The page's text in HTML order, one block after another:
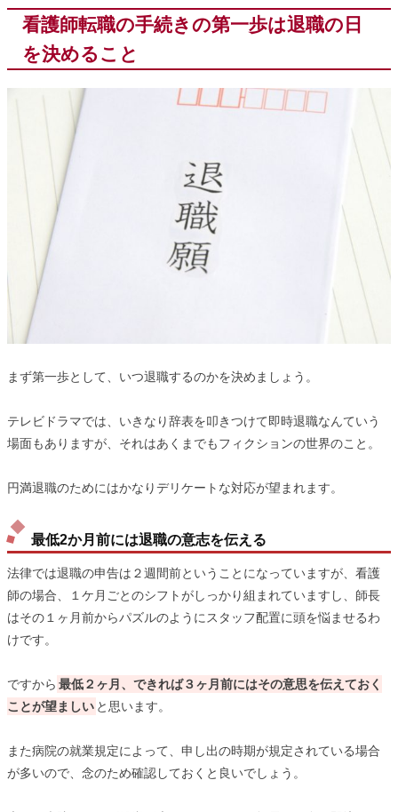
看護師転職の手続きの第一歩は退職の日
を決めること
まず第一歩として、いつ退職するのかを決めましょう。
テレビドラマでは、いきなり辞表を叩きつけて即時退職なんていう
場面もありますが、それはあくまでもフィクションの世界のこと。
円満退職のためにはかなりデリケートな対応が望まれます。
最低2か月前には退職の意志を伝える
法律では退職の申告は２週間前ということになっていますが、看護
師の場合、１ケ月ごとのシフトがしっかり組まれていますし、師長
はその１ヶ月前からパズルのようにスタッフ配置に頭を悩ませるわ
けです。
ですから 最低２ヶ月、できれば３ヶ月前にはその意思を伝えておく
ことが望ましい と思います。
また病院の就業規定によって、申し出の時期が規定されている場合
が多いので、念のため確認しておくと良いでしょう。